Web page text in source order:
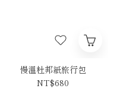
慢溫杜邦紙旅行包
NT$680